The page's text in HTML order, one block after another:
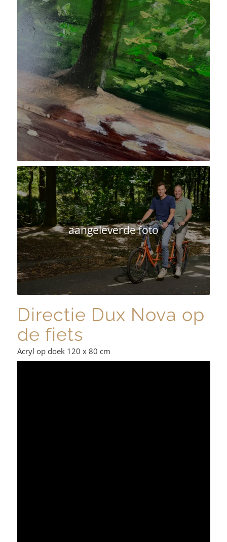
aangeleverde foto
Directie Dux Nova op
de fiets
Acryl op doek 120 x 80 cm